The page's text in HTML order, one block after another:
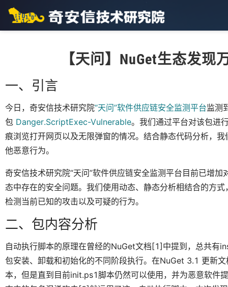
【天问】NuGet生态发
一、引言
今日，奇安信技术研究院“天问”软件供应链安全监测平台监测
包 Danger.ScriptExec-Vulnerable。我们通过平台对该包进
痕浏览打开网页以及无限弹窗的情况。结合静态代码分析，
他恶意行为。
奇安信技术研究院“天问”软件供应链安全监测平台目前已增
态中存在的安全问题。我们使用动态、静态分析相结合的方
检测当前已知的攻击以及可疑的行为。
二、包内容分析
自动执行脚本的原理在曾经的NuGet文档[1]中提到，总共
包安装、卸载和初始化的不同阶段执行。在NuGet 3.1 更新
本，但是直到目前init.ps1脚本仍然可以使用，并为恶意软件